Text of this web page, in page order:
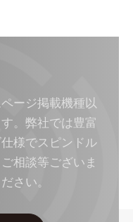
ージ掲載機種以
。弊社では豊富
様でスピンドル
相談等ございま
さい。